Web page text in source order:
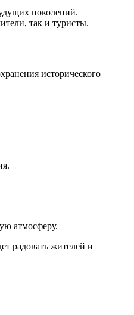
поколений.
так и туристы.
исторического
атмосферу.
радовать жителей и